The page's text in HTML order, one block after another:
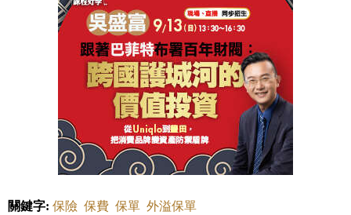
關鍵字: 保險 保費 保單 外溢保單